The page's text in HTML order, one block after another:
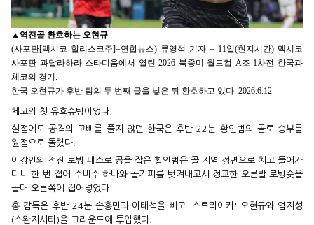
▲ 역전골 환호하는 오현규
(사포판[멕시코 할리스코주]=연합뉴스) 류영석 기자 = 11일(현지시간) 멕시코
사포판 과달라하라 스타디움에서 열린 2026 북중미 월드컵 A조 1차전 한국과
체코의 경기.
한국 오현규가 후반 팀의 두 번째 골을 넣은 뒤 환호하고 있다. 2026.6.12
체코의 첫 유효슈팅이었다.
실점에도 공격의 고삐를 풀지 않던 한국은 후반 22분 황인범의 골로 승부를
원점으로 돌렸다.
이강인의 전진 로빙 패스로 공을 잡은 황인범은 골 지역 정면으로 치고 들어가
더니 한 번 접어 수비수 하나와 골키퍼를 벗겨내고서 정교한 오른발 로빙슛을
골대 오른쪽에 집어넣었다.
홍 감독은 후반 24분 손흥민과 이태석을 빼고 '스트라이커' 오현규와 엄지성
(스완지시티)을 그라운드에 투입했다.